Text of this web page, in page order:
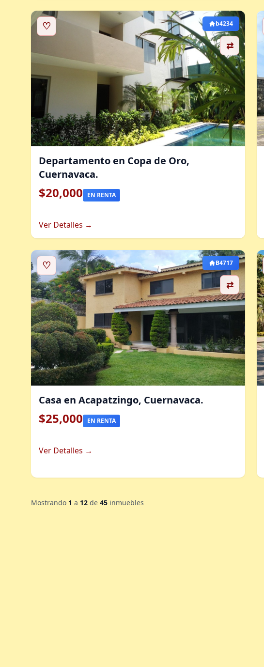
♡
⇄
b4234
Departamento en Copa de Oro,
Cuernavaca.
$20,000 EN RENTA
Ver Detalles →
♡
⇄
B4717
Casa en Acapatzingo, Cuernavaca.
$25,000 EN RENTA
Ver Detalles →
Mostrando 1 a 12 de 45 inmuebles